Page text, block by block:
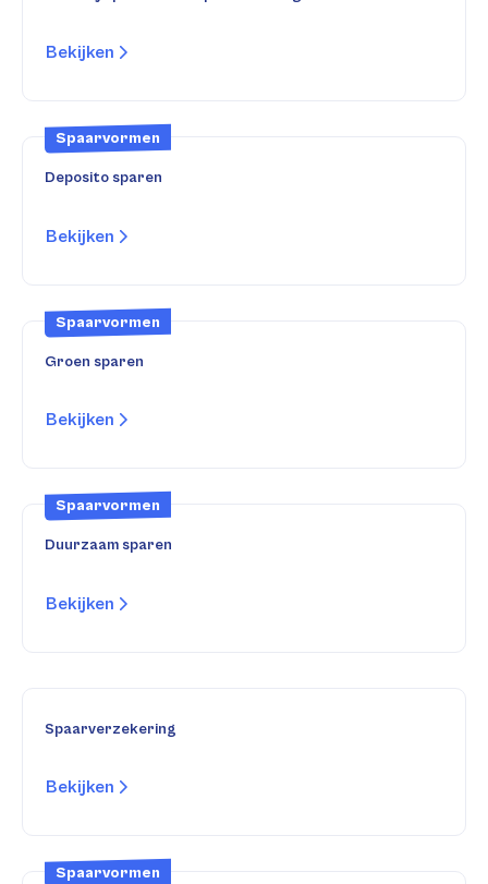
Bekijken
Spaarvormen
Deposito sparen
Bekijken
Spaarvormen
Groen sparen
Bekijken
Spaarvormen
Duurzaam sparen
Bekijken
Spaarverzekering
Bekijken
Spaarvormen